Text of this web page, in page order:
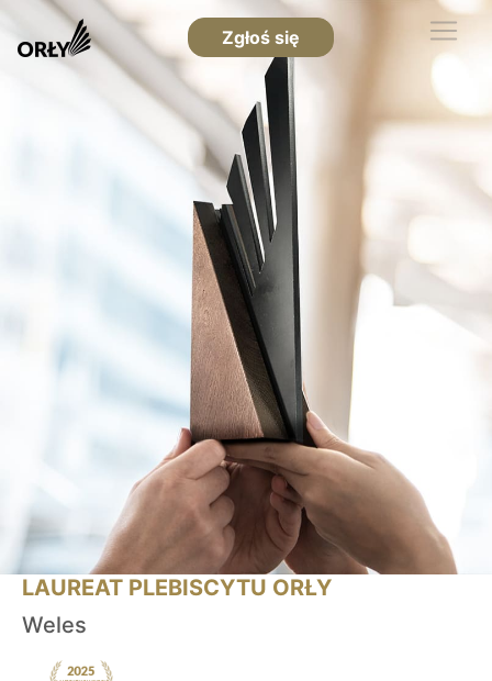
Zgłoś się
LAUREAT PLEBISCYTU ORŁY
Weles